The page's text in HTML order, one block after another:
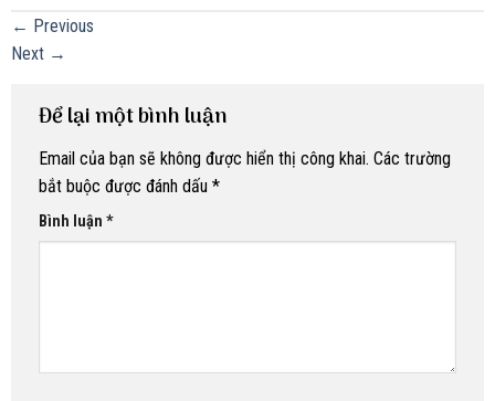
← Previous
Next →
Để lại một bình luận
Email của bạn sẽ không được hiển thị công khai. Các trường
bắt buộc được đánh dấu *
Bình luận *